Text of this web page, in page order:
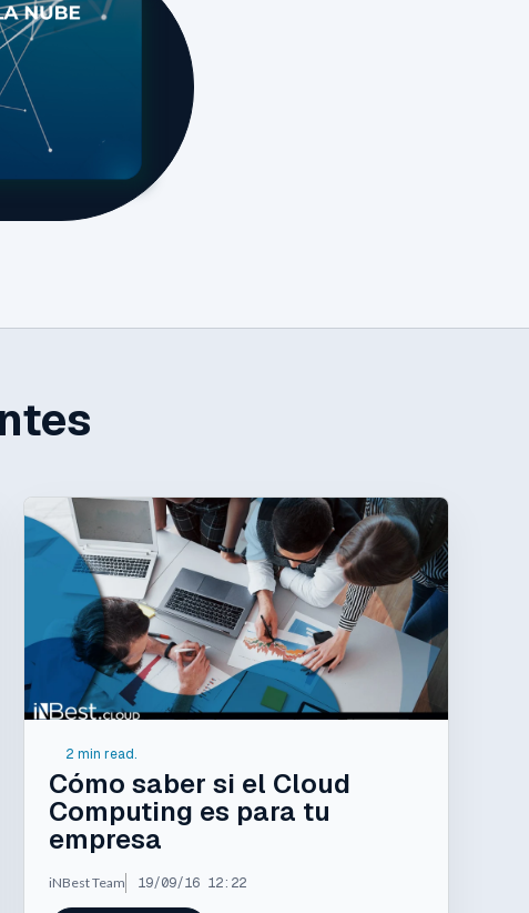
2 min read.
Cómo saber si el Cloud
Computing es para tu
empresa
iNBest Team 19/09/16 12:22